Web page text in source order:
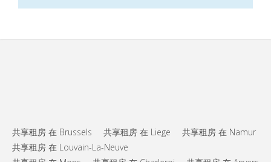
共享租房 在 Brussels 共享租房 在 Liege
共享租房 在 Namur
共享租房 在 Louvain-La-Neuve